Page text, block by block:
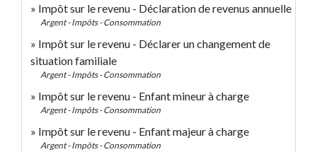
Impôt sur le revenu - Déclaration de revenus annuelle
Argent - Impôts - Consommation
Impôt sur le revenu - Déclarer un changement de
situation familiale
Argent - Impôts - Consommation
Impôt sur le revenu - Enfant mineur à charge
Argent - Impôts - Consommation
Impôt sur le revenu - Enfant majeur à charge
Argent - Impôts - Consommation